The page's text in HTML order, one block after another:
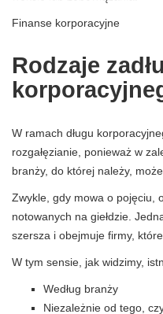
Finanse korporacyjne
Rodzaje
W ramach długu
rozgałęzianie, ponieważ w
branży, do której należy,
Zwykle, gdy mowa o pojęciu,
notowanych na giełdzie.
szersza i obejmuje firmy,
W tym sensie, jak widzimy,
Według branży
Niezależnie od tego,